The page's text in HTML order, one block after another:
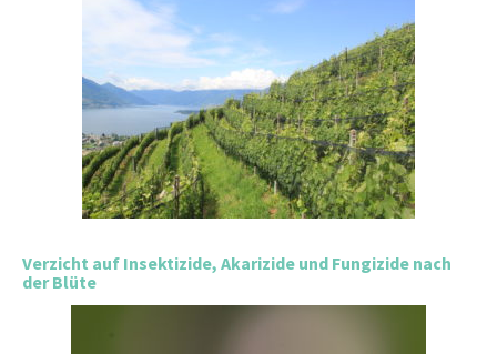
Verzicht auf Insektizide, Akarizide und Fungizide nach
der Blüte